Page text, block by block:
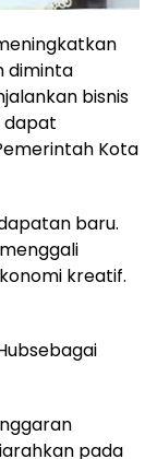
diminta
bisnis
dapat
Kota
baru.
kreatif.
pada